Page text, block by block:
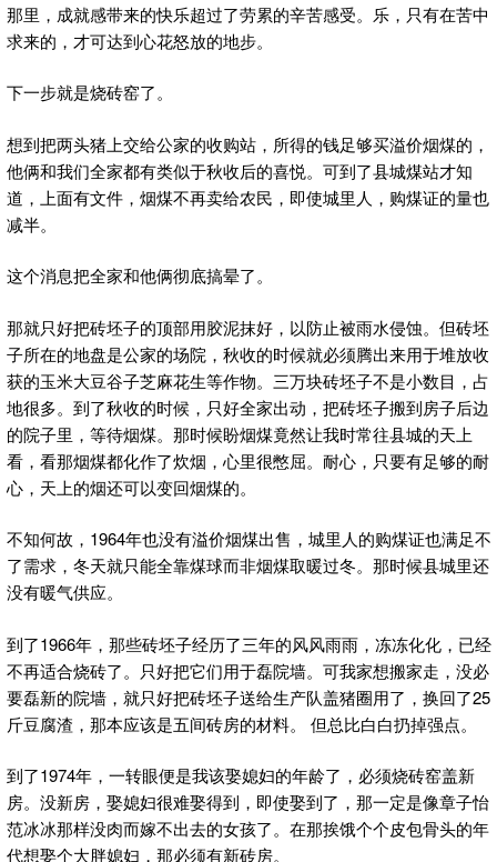
那里，成就感带来的快乐超过了劳累的辛苦感受。乐，只有在苦中
求来的，才可达到心花怒放的地步。
下一步就是烧砖窑了。
想到把两头猪上交给公家的收购站，所得的钱足够买溢价烟煤的，
他俩和我们全家都有类似于秋收后的喜悦。可到了县城煤站才知
道，上面有文件，烟煤不再卖给农民，即使城里人，购煤证的量也
减半。
这个消息把全家和他俩彻底搞晕了。
那就只好把砖坯子的顶部用胶泥抹好，以防止被雨水侵蚀。但砖坯
子所在的地盘是公家的场院，秋收的时候就必须腾出来用于堆放收
获的玉米大豆谷子芝麻花生等作物。三万块砖坯子不是小数目，占
地很多。到了秋收的时候，只好全家出动，把砖坯子搬到房子后边
的院子里，等待烟煤。那时候盼烟煤竟然让我时常往县城的天上
看，看那烟煤都化作了炊烟，心里很憋屈。耐心，只要有足够的耐
心，天上的烟还可以变回烟煤的。
不知何故，1964年也没有溢价烟煤出售，城里人的购煤证也满足不
了需求，冬天就只能全靠煤球而非烟煤取暖过冬。那时候县城里还
没有暖气供应。
到了1966年，那些砖坯子经历了三年的风风雨雨，冻冻化化，已经
不再适合烧砖了。只好把它们用于磊院墙。可我家想搬家走，没必
要磊新的院墙，就只好把砖坯子送给生产队盖猪圈用了，换回了25
斤豆腐渣，那本应该是五间砖房的材料。 但总比白白扔掉强点。
到了1974年，一转眼便是我该娶媳妇的年龄了，必须烧砖窑盖新
房。没新房，娶媳妇很难娶得到，即使娶到了，那一定是像章子怡
范冰冰那样没肉而嫁不出去的女孩了。在那挨饿个个皮包骨头的年
代想娶个大胖媳妇，那必须有新砖房。